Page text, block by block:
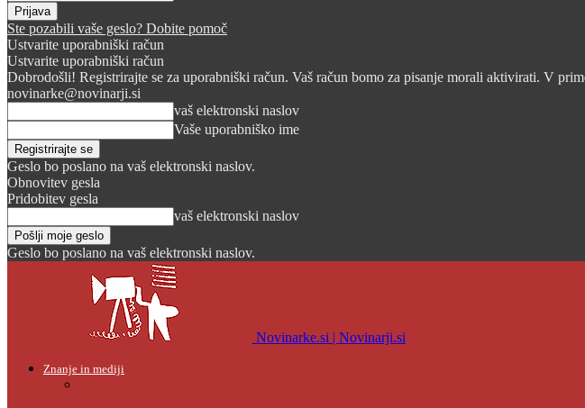
Ste pozabili vaše geslo? Dobite pomoč
Ustvarite uporabniški račun
Ustvarite uporabniški račun
Dobrodošli! Registrirajte se za uporabniški račun. Vaš račun bomo za pisanje morali aktivirati. V
novinarke@novinarji.si
vaš elektronski naslov
Vaše uporabniško ime
Geslo bo poslano na vaš elektronski naslov.
Obnovitev gesla
Pridobitev gesla
vaš elektronski naslov
Geslo bo poslano na vaš elektronski naslov.
Novinarke.si | Novinarji.si
Znanje in mediji